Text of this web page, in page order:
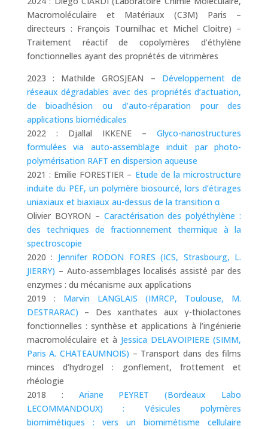
Macromoléculaire et Matériaux (C3M) Paris –
directeurs : François Tournilhac et Michel Cloitre) –
Traitement réactif de copolymères d’éthylène
fonctionnelles ayant des propriétés de vitrimères
2023 : Mathilde GROSJEAN – Développement de
réseaux dégradables avec des propriétés d’actuation,
de bioadhésion ou d’auto-réparation pour des
applications biomédicales
2022 : Djallal IKKENE –Glyco-nanostructures
formulées via auto-assemblage induit par photo-
polymérisation RAFT en dispersion aqueuse
2021 : Emilie FORESTIER – Etude de la microstructure
induite du PEF, un polymère biosourcé, lors d’étirages
uniaxiaux et biaxiaux au-dessus de la transition α
Olivier BOYRON – Caractérisation des polyéthylène :
des techniques de fractionnement thermique à la
spectroscopie
2020 : Jennifer RODON FORES (ICS, Strasbourg, L.
JIERRY) – Auto-assemblages localisés assisté par des
enzymes : du mécanisme aux applications
2019 : Marvin LANGLAIS (IMRCP, Toulouse, M.
DESTRARAC) – Des xanthates aux γ-thiolactones
fonctionnelles : synthèse et applications à l’ingénierie
macromoléculaire et à Jessica DELAVOIPIERE (SIMM,
Paris A. CHATEAUMNOIS) – Transport dans des films
minces d’hydrogel : gonflement, frottement et
rhéologie
2018 : Ariane PEYRET (Bordeaux Labo
LECOMMANDOUX) : Vésicules polymères
biomimétiques : vers un biomimétisme cellulaire